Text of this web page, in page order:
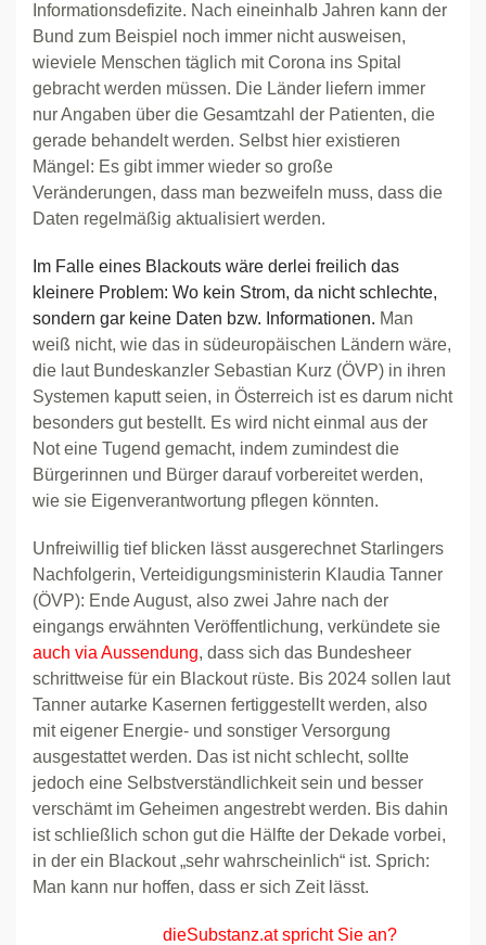
Informationsdefizite. Nach eineinhalb Jahren kann der
Bund zum Beispiel noch immer nicht ausweisen,
wieviele Menschen täglich mit Corona ins Spital
gebracht werden müssen. Die Länder liefern immer
nur Angaben über die Gesamtzahl der Patienten, die
gerade behandelt werden. Selbst hier existieren
Mängel: Es gibt immer wieder so große
Veränderungen, dass man bezweifeln muss, dass die
Daten regelmäßig aktualisiert werden.
Im Falle eines Blackouts wäre derlei freilich das
kleinere Problem: Wo kein Strom, da nicht schlechte,
sondern gar keine Daten bzw. Informationen. Man
weiß nicht, wie das in südeuropäischen Ländern wäre,
die laut Bundeskanzler Sebastian Kurz (ÖVP) in ihren
Systemen kaputt seien, in Österreich ist es darum nicht
besonders gut bestellt. Es wird nicht einmal aus der
Not eine Tugend gemacht, indem zumindest die
Bürgerinnen und Bürger darauf vorbereitet werden,
wie sie Eigenverantwortung pflegen könnten.
Unfreiwillig tief blicken lässt ausgerechnet Starlingers
Nachfolgerin, Verteidigungsministerin Klaudia Tanner
(ÖVP): Ende August, also zwei Jahre nach der
eingangs erwähnten Veröffentlichung, verkündete sie
auch via Aussendung, dass sich das Bundesheer
schrittweise für ein Blackout rüste. Bis 2024 sollen laut
Tanner autarke Kasernen fertiggestellt werden, also
mit eigener Energie- und sonstiger Versorgung
ausgestattet werden. Das ist nicht schlecht, sollte
jedoch eine Selbstverständlichkeit sein und besser
verschämt im Geheimen angestrebt werden. Bis dahin
ist schließlich schon gut die Hälfte der Dekade vorbei,
in der ein Blackout „sehr wahrscheinlich“ ist. Sprich:
Man kann nur hoffen, dass er sich Zeit lässt.
dieSubstanz.at spricht Sie an?